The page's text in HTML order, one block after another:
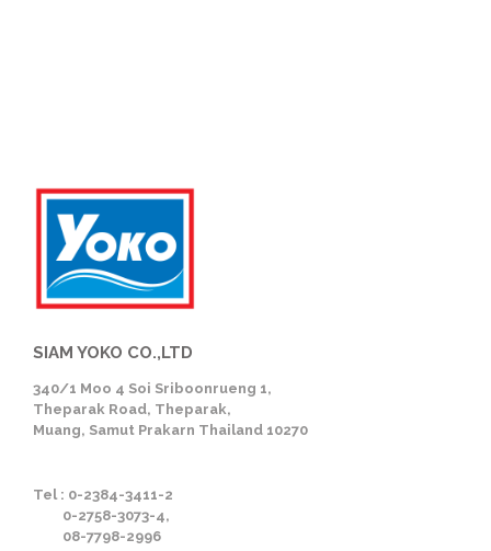
SIAM YOKO CO.,LTD
340/1 Moo 4 Soi Sriboonrueng 1,
Theparak Road, Theparak,
Muang, Samut Prakarn Thailand 10270
Tel : 0-2384-3411-2
0-2758-3073-4,
08-7798-2996